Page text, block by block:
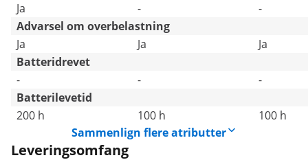
Ja
-
-
Advarsel om overbelastning
Ja
Ja
Ja
Batteridrevet
-
-
-
Batterilevetid
200 h
100 h
100 h
Sammenlign flere atributter
Leveringsomfang